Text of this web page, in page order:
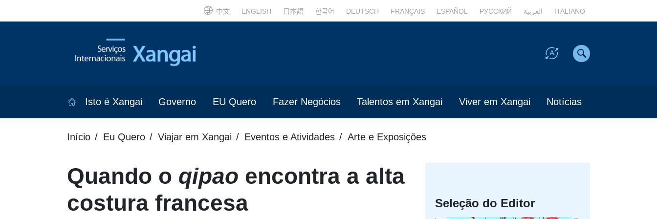
中文 ENGLISH 日本語 한국어 DEUTSCH FRANÇAIS ESPAÑOL РУССКИЙ العربية ITALIANO
Isto é Xangai Governo EU Quero Fazer Negócios Talentos em Xangai Viver em Xangai Notícias
Início Eu Quero Viajar em Xangai Eventos e Atividades Arte e Exposições
Quando o qipao encontra a alta
costura francesa
Seleção do Editor